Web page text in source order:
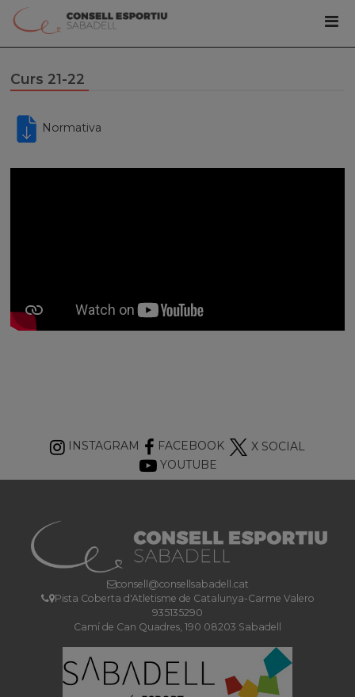
Curs 21-22
Normativa
INSTAGRAM FACEBOOK
X SOCIAL
YOUTUBE
consell@consellsabadell.cat
Pista Coberta d'Atletisme de Catalunya-Carme Valero
935135290
Camí de Can Quadres, 190 08203 Sabadell